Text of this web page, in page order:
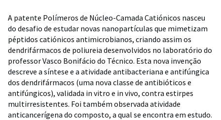
A patente Polímeros de Núcleo-Camada Catiónicos nasceu
do desafio de estudar novas nanopartículas que mimetizam
péptidos catiónicos antimicrobianos, criando assim os
dendrifármacos de poliureia desenvolvidos no laboratório do
professor Vasco Bonifácio do Técnico. Esta nova invenção
descreve a síntese e a atividade antibacteriana e antifúngica
dos dendrifármacos (uma nova classe de antibióticos e
antifúngicos), validada in vitro e in vivo, contra estirpes
multirresistentes. Foi também observada atividade
anticancerígena do composto, a qual se encontra em estudo.